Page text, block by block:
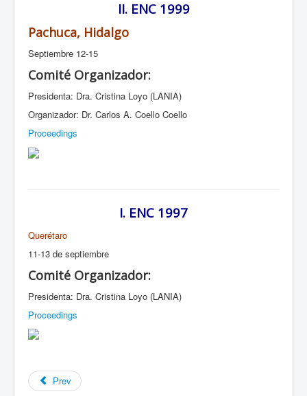
II. ENC 1999
Pachuca, Hidalgo
Septiembre 12-15
Comité Organizador:
Presidenta: Dra. Cristina Loyo (LANIA)
Organizador: Dr. Carlos A. Coello Coello
Proceedings
I. ENC 1997
Querétaro
11-13 de septiembre
Comité Organizador:
Presidenta: Dra. Cristina Loyo (LANIA)
Proceedings
Prev